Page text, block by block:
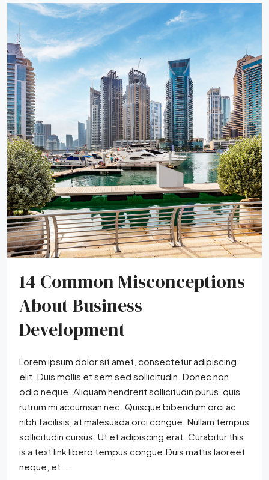
14 Common Misconceptions
About Business
Development
Lorem ipsum dolor sit amet, consectetur adipiscing
elit. Duis mollis et sem sed sollicitudin. Donec non
odio neque. Aliquam hendrerit sollicitudin purus, quis
rutrum mi accumsan nec. Quisque bibendum orci ac
nibh facilisis, at malesuada orci congue. Nullam tempus
sollicitudin cursus. Ut et adipiscing erat. Curabitur this
is a text link libero tempus congue.Duis mattis laoreet
neque, et...